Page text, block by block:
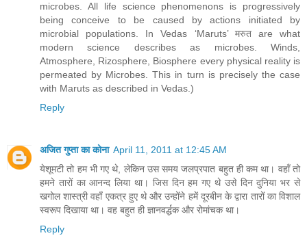
microbes. All life science phenomenons is progressively
being conceive to be caused by actions initiated by
microbial populations. In Vedas ‘Maruts’ मरुत are what
modern science describes as microbes. Winds,
Atmosphere, Rizosphere, Biosphere every physical reality is
permeated by Microbes. This in turn is precisely the case
with Maruts as described in Vedas.)
Reply
अजित गुप्ता का कोना April 11, 2011 at 12:45 AM
येशूमटी तो हम भी गए थे, लेकिन उस समय जलप्रपात बहुत ही कम था। वहाँ तो
हमने तारों का आनन्‍द लिया था। जिस दिन हम गए थे उसे दिन दुनिया भर से
खगोल शास्‍त्री वहाँ एकत्र हुए थे और उन्‍होंने हमें दूरबीन के द्वारा तारों का विशाल
स्‍वरूप दिखाया था। वह बहुत ही ज्ञानवर्द्धक और रोमांचक था।
Reply